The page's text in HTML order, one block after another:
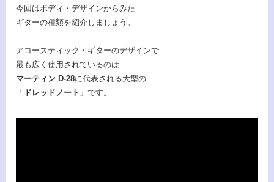
今回はボディ・デザインからみた
ギターの種類を紹介しましょう。
アコースティック・ギターのデザインで
最も広く使用されているのは
マーティン D-28に代表される大型の
「 ドレッドノート 」です。